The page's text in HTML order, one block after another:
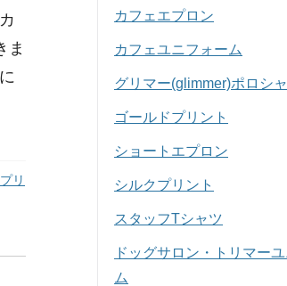
ま
リ
カフェエプロン
カフェユニフォーム
グリマー(glimmer)ポロシ
ゴールドプリント
ショートエプロン
シルクプリント
スタッフTシャツ
ドッグサロン・トリマー
ム